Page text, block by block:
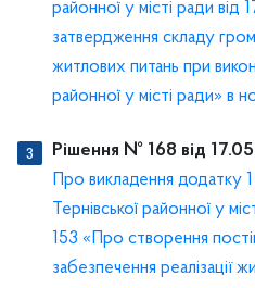
районної у місті ради
затвердження складу
житлових питань при
районної у місті ради» в
Рішення № 168 від
Про викладення додатку
Тернівської районної у
153 «Про створення
забезпечення реалізації